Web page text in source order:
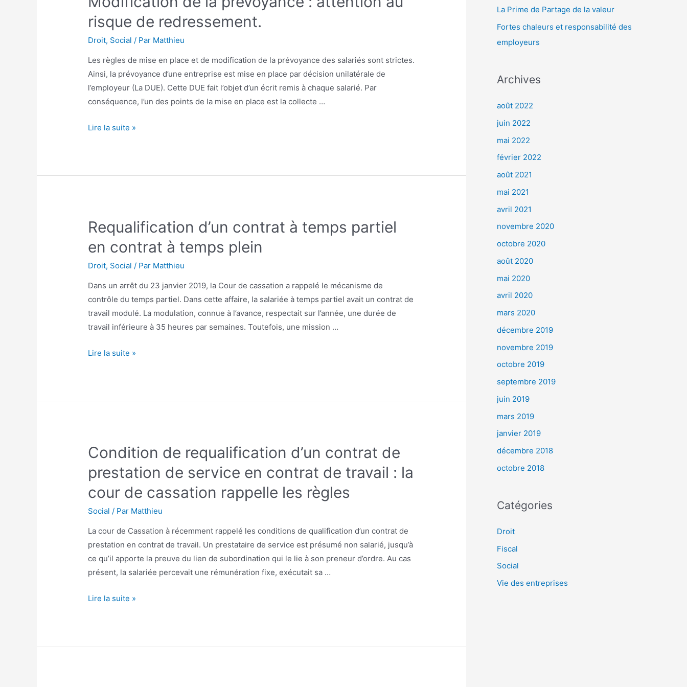
risque de redressement.
Droit, Social / Par Matthieu
Les règles de mise en place et de modification de la prévoyance des salariés sont strictes.
Ainsi, la prévoyance d’une entreprise est mise en place par décision unilatérale de
l’employeur (La DUE). Cette DUE fait l’objet d’un écrit remis à chaque salarié. Par
conséquence, l’un des points de la mise en place est la collecte …
Modification
risque
redressement.
Lire la suite »
Requalification d’un contrat à temps partiel
en contrat à temps plein
Droit, Social / Par Matthieu
Dans un arrêt du 23 janvier 2019, la Cour de cassation a rappelé le mécanisme de
contrôle du temps partiel. Dans cette affaire, la salariée à temps partiel avait un contrat de
travail modulé. La modulation, connue à l’avance, respectait sur l’année, une durée de
travail inférieure à 35 heures par semaines. Toutefois, une mission …
Requalification
contrat
temps
plein
Lire la suite »
Condition de requalification d’un contrat de
prestation de service en contrat de travail : la
cour de cassation rappelle les règles
Social / Par Matthieu
La cour de Cassation à récemment rappelé les conditions de qualification d’un contrat de
prestation en contrat de travail. Un prestataire de service est présumé non salarié, jusqu’à
ce qu’il apporte la preuve du lien de subordination qui le lie à son preneur d’ordre. Au cas
présent, la salariée percevait une rémunération fixe, exécutait sa …
Condition
Lire la suite »
rLa Prime de Partage de la valeur
Fortes chaleurs et responsabilité des
employeurs
Archives
août 2022
juin 2022
mai 2022
février 2022
août 2021
mai 2021
avril 2021
novembre 2020
octobre 2020
août 2020
mai 2020
avril 2020
mars 2020
décembre 2019
novembre 2019
octobre 2019
septembre 2019
juin 2019
mars 2019
janvier 2019
décembre 2018
octobre 2018
Catégories
Droit
Fiscal
Social
Vie des entreprises